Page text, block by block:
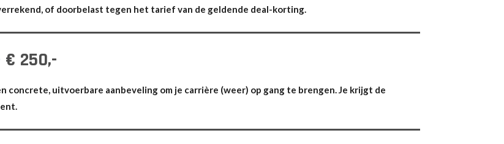
of doorbelast tegen het tarief van de geldende deal-korting.
€ 250,-
concrete, uitvoerbare aanbeveling om je carrière (weer) op gang te brengen. Je krijgt de